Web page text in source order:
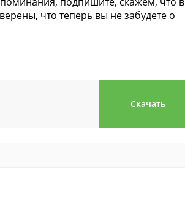
что теперь вы не забудете о
Скачать